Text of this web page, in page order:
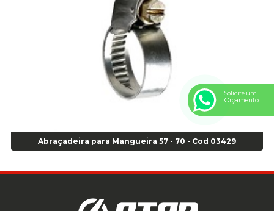
Anel Centralizador Renault 4pçs - Marrom - Cod 01467
Anel Centralizador Toyota 4pçs - Preto - Cod 01335
Anel Centralizador VW 4pçs - Laranja - Cod 00520
Anel de vedação Jumbo OR-224 TG - Cod: 03749
Anel de vedação Jumbo OR-449 Cod: 03752
Anel p/ montagem de pneu s/cam aro 22,5 - Cod 00166
Anel para Montagem do Pneu Sem Câmara Aro 24,5 - Cod 02935
Anel para Vedação OR 325 - Cod 03390
Anel para Vedação OR 325 Nacional -Cod 01768
Anel para Vedação OR 335 Importado - Cod 01771
Abraçadeira para Mangueira 57 - 70 - Cod 03429
Solicite um
Orçamento